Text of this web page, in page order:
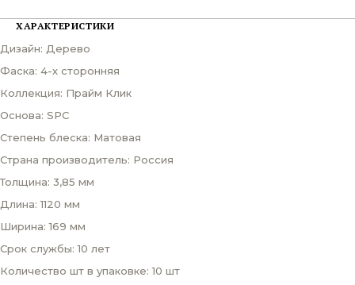
ХАРАКТЕРИСТИКИ
Дизайн: Дерево
Фаска: 4-х сторонняя
Коллекция: Прайм Клик
Основа: SPC
Степень блеска: Матовая
Страна производитель: Россия
Толщина: 3,85 мм
Длина: 1120 мм
Ширина: 169 мм
Срок службы: 10 лет
Количество шт в упаковке: 10 шт